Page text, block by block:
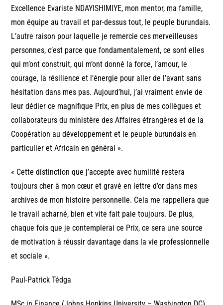
Excellence Evariste NDAYISHIMIYE, mon mentor, ma famille,
mon équipe au travail et par-dessus tout, le peuple burundais.
L’autre raison pour laquelle je remercie ces merveilleuses
personnes, c’est parce que fondamentalement, ce sont elles
qui m’ont construit, qui m’ont donné la force, l’amour, le
courage, la résilience et l’énergie pour aller de l’avant sans
hésitation dans mes pas. Aujourd’hui, j’ai vraiment envie de
leur dédier ce magnifique Prix, en plus de mes collègues et
collaborateurs du ministère des Affaires étrangères et de la
Coopération au développement et le peuple burundais en
particulier et Africain en général ».
« Cette distinction que j’accepte avec humilité restera
toujours cher à mon cœur et gravé en lettre d’or dans mes
archives de mon histoire personnelle. Cela me rappellera que
le travail acharné, bien et vite fait paie toujours. De plus,
chaque fois que je contemplerai ce Prix, ce sera une source
de motivation à réussir davantage dans la vie professionnelle
et sociale ».
Paul-Patrick Tédga